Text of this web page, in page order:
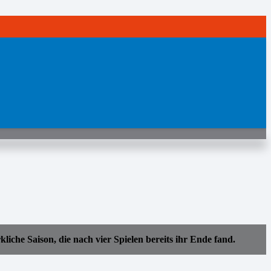
Saison, die nach vier Spielen bereits ihr Ende fand.